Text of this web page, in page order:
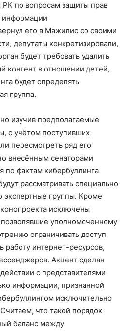
РК по вопросам защиты прав
информации
его в Мажилис со своими
депутаты конкретизировали,
будет требовать удалить
контент в отношении детей,
будет определять
группа.
изучив предполагаемые
с учётом поступивших
пересмотреть ряд его
внесённым сенаторами
по фактам кибербуллинга
рассматривать специально
экспертные группы. Кроме
исключены
уполномоченному
ограничивать доступ
работу интернет-ресурсов,
Акцент сделан
с представителями
информации, признанной
исключительно
что такой порядок
баланс между